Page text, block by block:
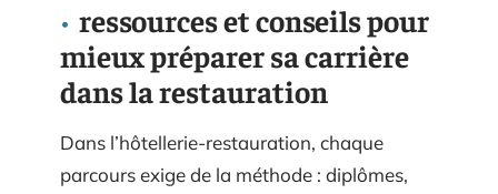
ressources et conseils pour
mieux préparer sa carrière
dans la restauration
Dans l’hôtellerie-restauration, chaque
parcours exige de la méthode : diplômes,